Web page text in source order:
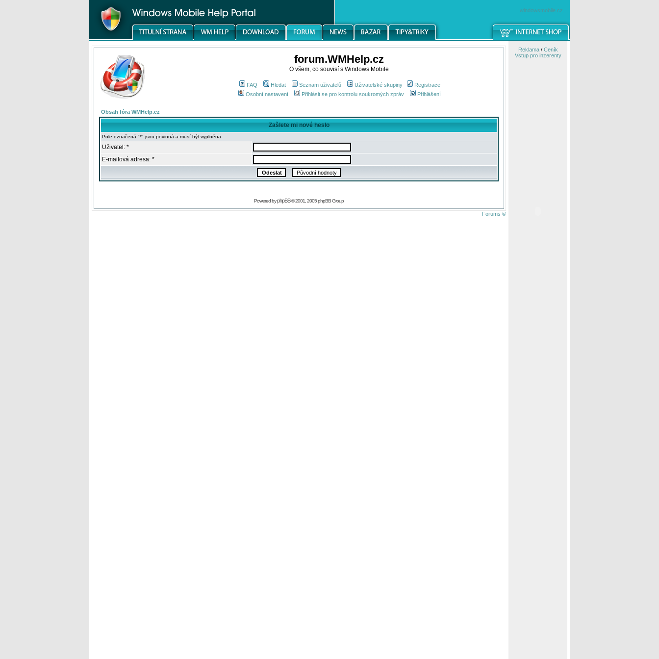
windowsmobile.cz
forum.WMHelp.cz
O všem, co souvisí s Windows Mobile
FAQ Hledat Seznam uživatelů Uživatelské skupiny
Registrace
Osobní nastavení
Přihlásit se pro kontrolu soukromých zpráv Přihlášení
Obsah fóra WMHelp.cz
Zašlete mi nové heslo
Pole označená "*" jsou povinná a musí být vyplněna
Uživatel: *
E-mailová adresa: *
Powered byphpBB© 2001, 2005 phpBB Group
Forums ©
Reklama/ Ceník
Vstup pro inzerenty